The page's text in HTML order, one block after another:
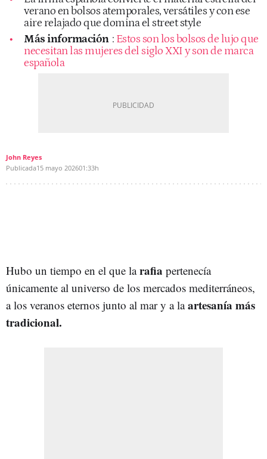
verano en bolsos atemporales, versátiles y con ese
aire relajado que domina el street style
Más información : Estos son los bolsos de lujo que
necesitan las mujeres del siglo XXI y son de marca
española
John Reyes
Publicada15 mayo 202601:33h
Hubo un tiempo en el que larafia pertenecía
únicamente al universo de los mercados mediterráneos,
a los veranos eternos junto al mar y a laartesanía más
tradicional.